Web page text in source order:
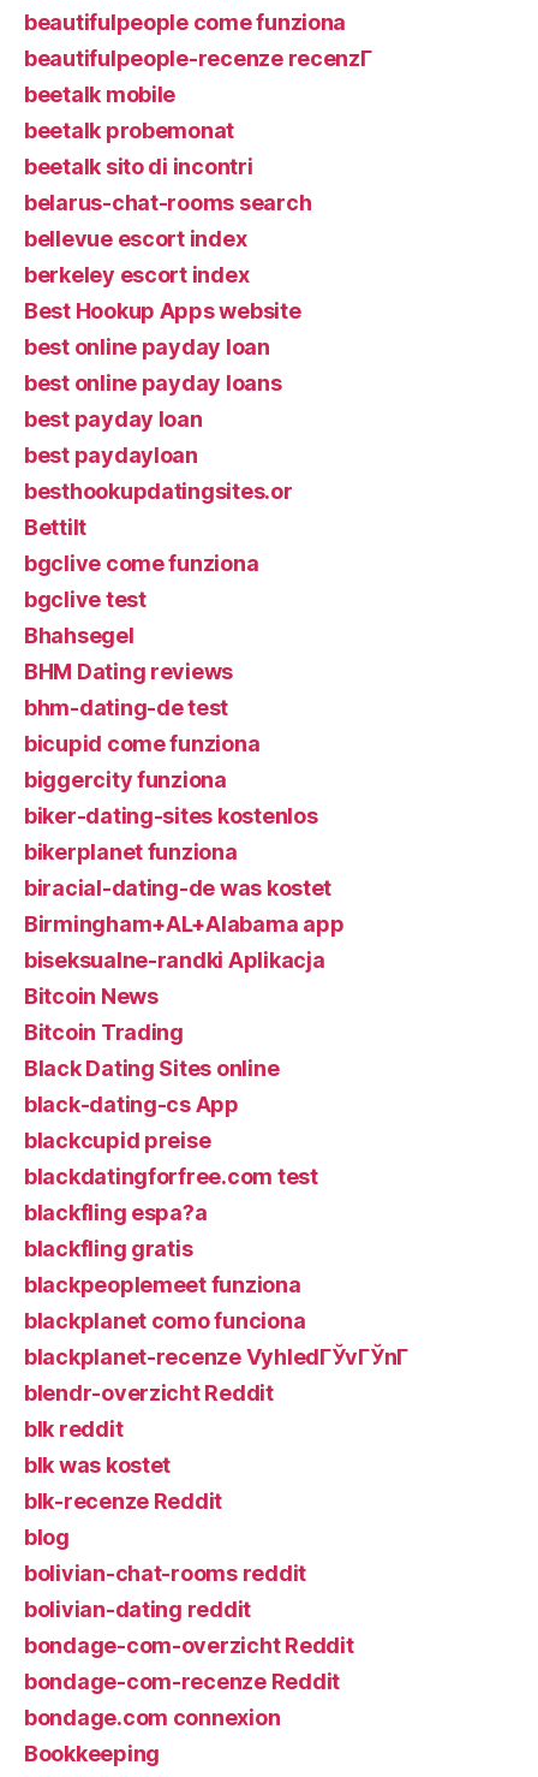
beautifulpeople come funziona
beautifulpeople-recenze recenzГ­
beetalk mobile
beetalk probemonat
beetalk sito di incontri
belarus-chat-rooms search
bellevue escort index
berkeley escort index
Best Hookup Apps website
best online payday loan
best online payday loans
best payday loan
best paydayloan
besthookupdatingsites.or
Bettilt
bgclive come funziona
bgclive test
Bhahsegel
BHM Dating reviews
bhm-dating-de test
bicupid come funziona
biggercity funziona
biker-dating-sites kostenlos
bikerplanet funziona
biracial-dating-de was kostet
Birmingham+AL+Alabama app
biseksualne-randki Aplikacja
Bitcoin News
Bitcoin Trading
Black Dating Sites online
black-dating-cs App
blackcupid preise
blackdatingforfree.com test
blackfling espa?a
blackfling gratis
blackpeoplemeet funziona
blackplanet como funciona
blackplanet-recenze VyhledГЎvГЎnГ­
blendr-overzicht Reddit
blk reddit
blk was kostet
blk-recenze Reddit
blog
bolivian-chat-rooms reddit
bolivian-dating reddit
bondage-com-overzicht Reddit
bondage-com-recenze Reddit
bondage.com connexion
Bookkeeping